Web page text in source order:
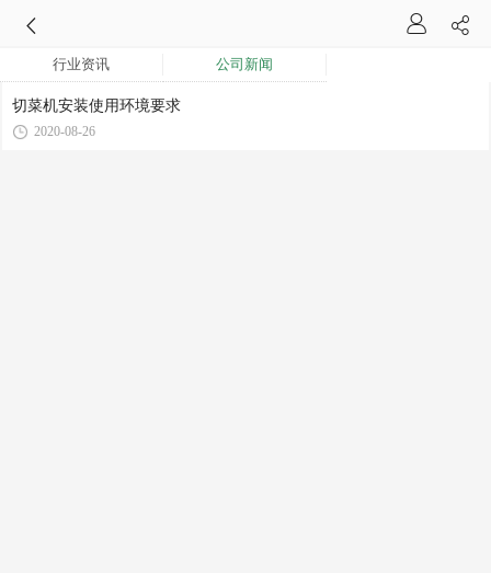
行业资讯 公司新闻
切菜机安装使用环境要求
2020-08-26